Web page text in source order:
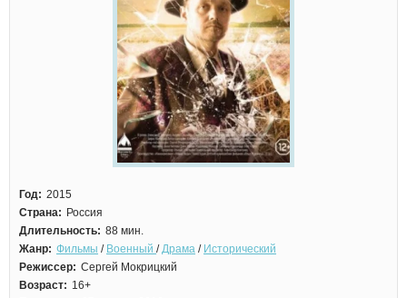
Год: 2015
Страна: Россия
Длительность: 88 мин.
Жанр: Фильмы / Военный /Драма / Исторический
Режиссер: Сергей Мокрицкий
Возраст: 16+